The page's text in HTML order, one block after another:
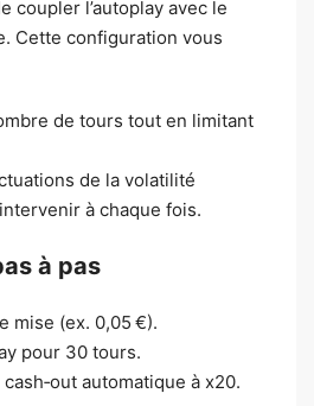
coupler l’autoplay avec le
Cette configuration vous
de tours tout en limitant
de la volatilité
à chaque fois.
à pas
mise (ex. 0,05 €).
pour 30 tours.
automatique à x20.